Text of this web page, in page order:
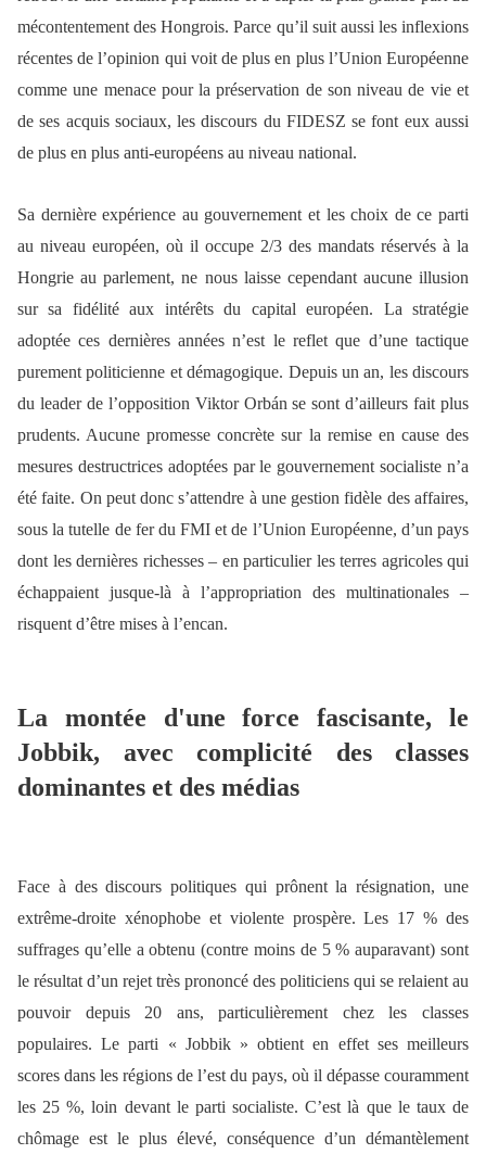
mécontentement des Hongrois. Parce qu’il suit aussi les inflexions
récentes de l’opinion qui voit de plus en plus l’Union Européenne
comme une menace pour la préservation de son niveau de vie et
de ses acquis sociaux, les discours du FIDESZ se font eux aussi
de plus en plus anti-européens au niveau national.
Sa dernière expérience au gouvernement et les choix de ce parti
au niveau européen, où il occupe 2/3 des mandats réservés à la
Hongrie au parlement, ne nous laisse cependant aucune illusion
sur sa fidélité aux intérêts du capital européen. La stratégie
adoptée ces dernières années n’est le reflet que d’une tactique
purement politicienne et démagogique. Depuis un an, les discours
du leader de l’opposition Viktor Orbán se sont d’ailleurs fait plus
prudents. Aucune promesse concrète sur la remise en cause des
mesures destructrices adoptées par le gouvernement socialiste n’a
été faite. On peut donc s’attendre à une gestion fidèle des affaires,
sous la tutelle de fer du FMI et de l’Union Européenne, d’un pays
dont les dernières richesses – en particulier les terres agricoles qui
échappaient jusque-là à l’appropriation des multinationales –
risquent d’être mises à l’encan.
La montée d'une force fascisante, le
Jobbik, avec complicité des classes
dominantes et des médias
Face à des discours politiques qui prônent la résignation, une
extrême-droite xénophobe et violente prospère. Les 17 % des
suffrages qu’elle a obtenu (contre moins de 5 % auparavant) sont
le résultat d’un rejet très prononcé des politiciens qui se relaient au
pouvoir depuis 20 ans, particulièrement chez les classes
populaires. Le parti « Jobbik » obtient en effet ses meilleurs
scores dans les régions de l’est du pays, où il dépasse couramment
les 25 %, loin devant le parti socialiste. C’est là que le taux de
chômage est le plus élevé, conséquence d’un démantèlement